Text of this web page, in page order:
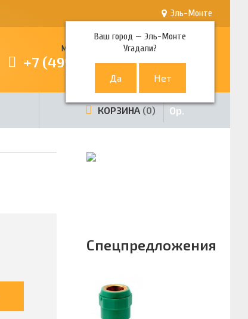
Эль-Монте
Ваш город —Эль-Монте
Угадали?
Многоканальный телефон
+7 (499) 380-80-80
КОРЗИНА 0 0р.
Спецпредложения